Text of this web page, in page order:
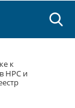
к
НРС и